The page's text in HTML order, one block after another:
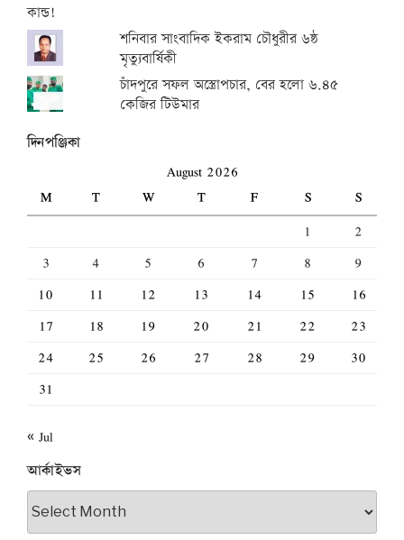
শনিবার সাংবাদিক ইকরাম চৌধুরীর ৬ষ্ঠ
মৃত্যুবার্ষিকী
চাঁদপুরে সফল অস্ত্রোপচার, বের হলো ৬.৪৫
কেজির টিউমার
দিনপঞ্জিকা
August 2026
M
T W T F S
S
1
2
3
4 5 6 7 8
9
10
11 12 13 14 15
16
17
18 19 20 21 22
23
24
25 26 27 28 29
30
31
« Jul
আর্কাইভস
আর্কাইভস